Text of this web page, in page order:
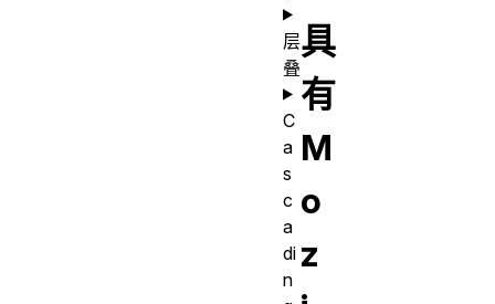
具
有
M
o
z
层
叠
C
a
s
c
a
di
n